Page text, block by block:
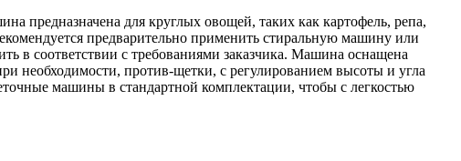
предназначена для круглых овощей, таких как картофель, репа,
предварительно применить стиральную машину или
в соответствии с требованиями заказчика. Машина оснащена
необходимости, против-щетки, с регулированием высоты и угла
машины в стандартной комплектации, чтобы с легкостью